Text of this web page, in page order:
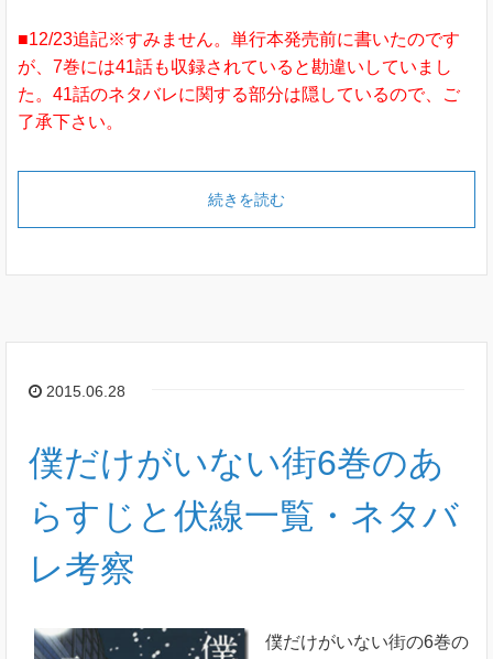
■12/23追記※すみません。単行本発売前に書いたのです
が、7巻には41話も収録されていると勘違いしていまし
た。41話のネタバレに関する部分は隠しているので、ご
了承下さい。
続きを読む
2015.06.28
僕だけがいない街6巻のあ
らすじと伏線一覧・ネタバ
レ考察
僕だけがいない街の6巻の